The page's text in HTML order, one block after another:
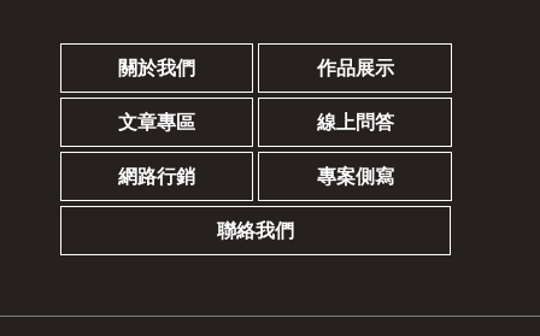
關於我們 作品展示
文章專區 線上問答
網路行銷 專案側寫
聯絡我們